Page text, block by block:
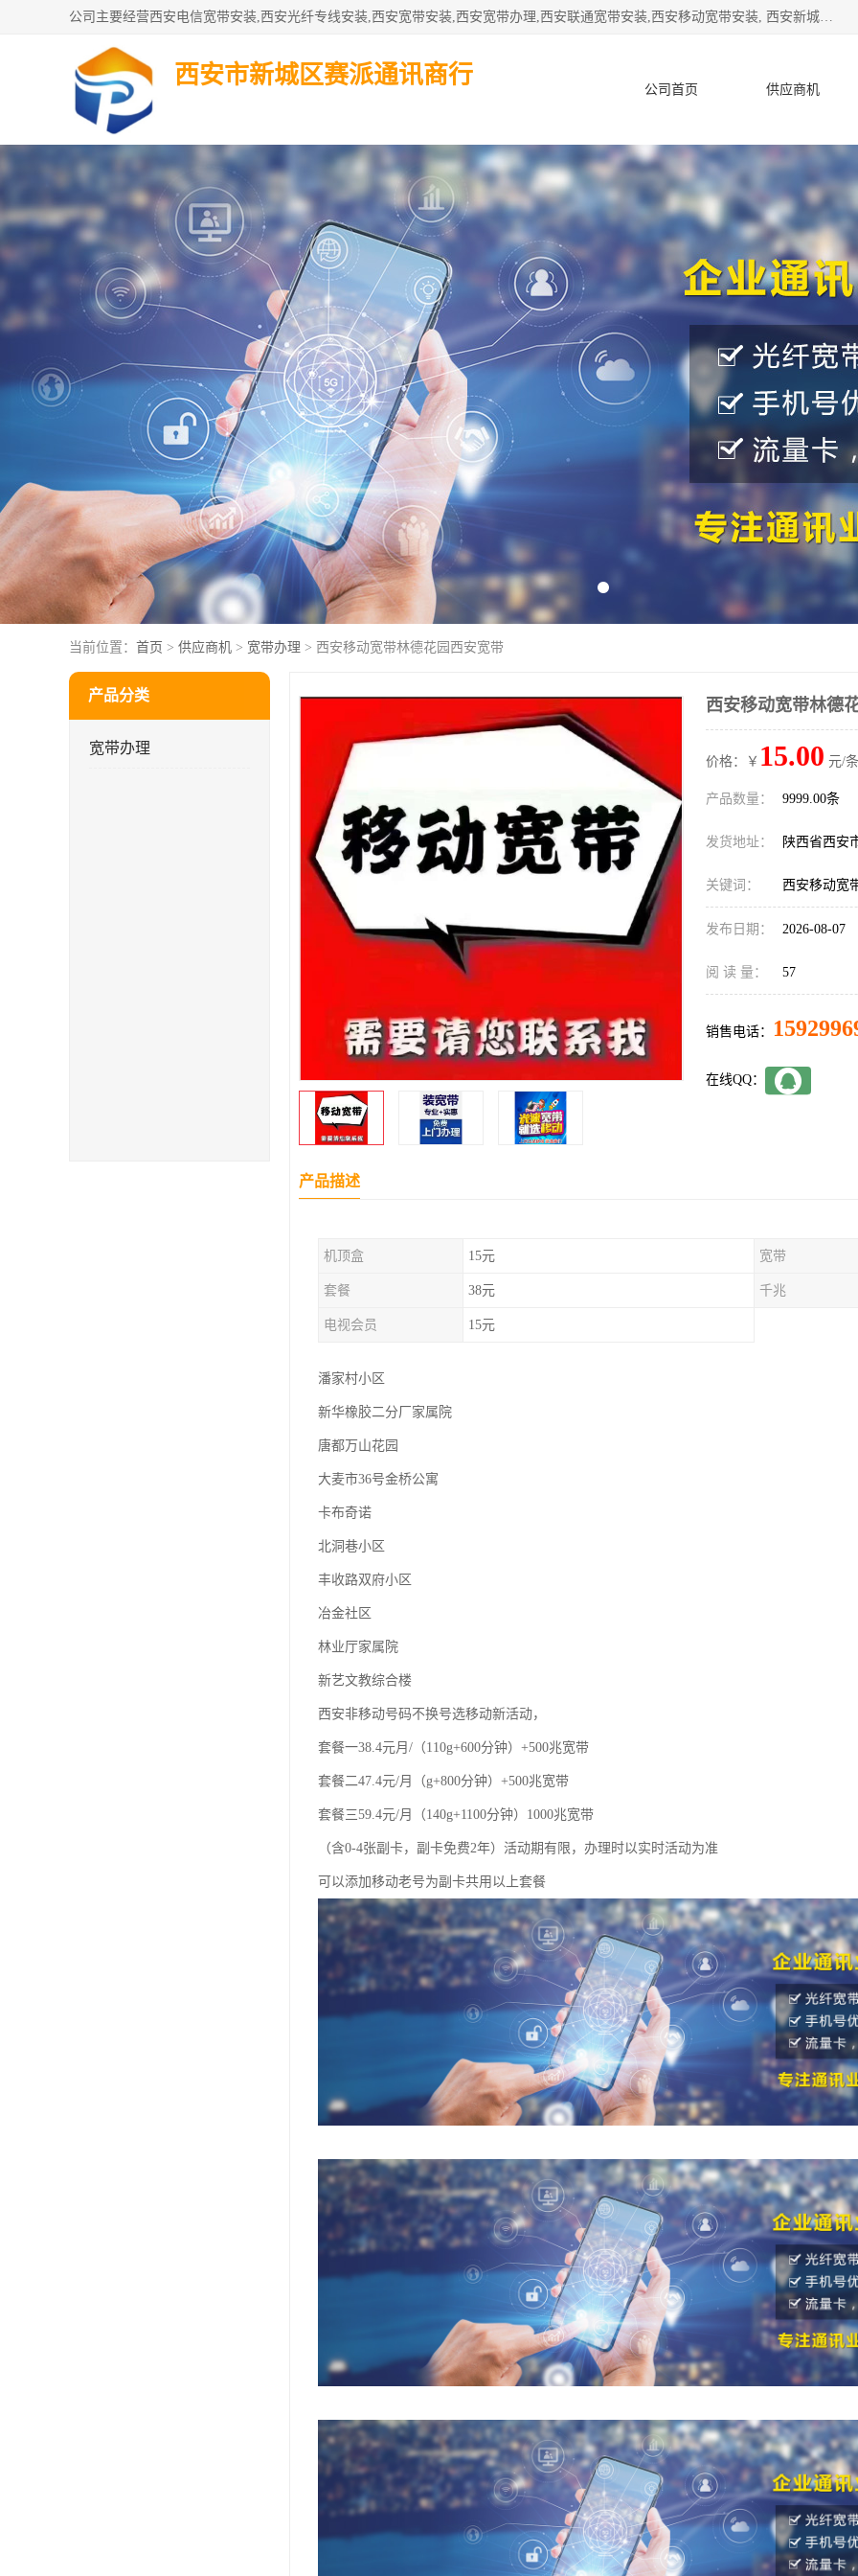
公司主要经营西安电信宽带安装,西安光纤专线安装,西安宽带安装,西安宽带办理,西安联通宽带安装,西安移动宽带安装, 西安新城赛派通讯商行从事西安地区的联通，移动，电信宽带安装，光纤专线安装，宽带办理等业务
西安市新城区赛派通讯商行
公司首页 供应商机
产品知识 客户案例
当前位置： 首页 > 供应商机 > 宽带办理 > 西安移动宽带林德花园西安宽带
产品分类
宽带办理
西安移动宽带林德
价格：￥ 15.00 元/
产品数量： 9999.00条
发货地址： 陕西省西安
关键词： 西安移动宽
发布日期： 2026-08-07
阅 读 量： 57
销售电话：
在线QQ：
产品描述
机顶盒 15元 宽带
套餐 38元 千兆
电视会员 15元
潘家村小区
新华橡胶二分厂家属院
唐都万山花园
大麦市36号金桥公寓
卡布奇诺
北洞巷小区
丰收路双府小区
冶金社区
林业厅家属院
新艺文教综合楼
西安非移动号码不换号选移动新活动，
套餐一38.4元月/（110g+600分钟）+500兆宽带
套餐二47.4元/月（g+800分钟）+500兆宽带
套餐三59.4元/月（140g+1100分钟）1000兆宽带
（含0-4张副卡，副卡免费2年）活动期有限，办理时以实时活动为准
可以添加移动老号为副卡共用以上套餐